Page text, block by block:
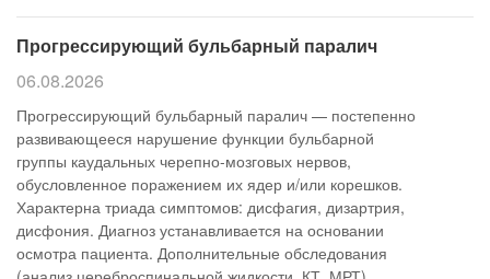
Прогрессирующий бульбарный паралич
06.08.2026
Прогрессирующий бульбарный паралич — постепенно
развивающееся нарушение функции бульбарной
группы каудальных черепно-мозговых нервов,
обусловленное поражением их ядер и/или корешков.
Характерна триада симптомов: дисфагия, дизартрия,
дисфония. Диагноз устанавливается на основании
осмотра пациента. Дополнительные обследования